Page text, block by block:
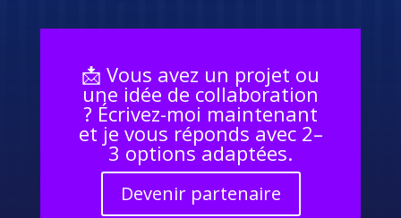
📩 Vous avez un projet ou
une idée de collaboration
? Écrivez-moi maintenant
et je vous réponds avec 2–
3 options adaptées.
Devenir partenaire